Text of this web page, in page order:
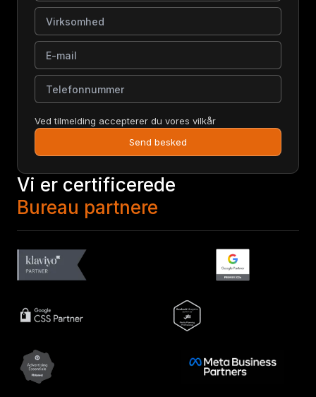
Virksomhed
E-mail
Telefonnummer
Ved tilmelding accepterer du vores vilkår
Send besked
Vi er certificerede
Bureau partnere